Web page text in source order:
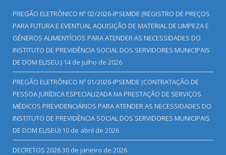
PREGÃO ELETRÔNICO Nº 02/2026-IPSEMDE (REGISTRO DE PREÇOS
PARA FUTURA E EVENTUAL AQUISIÇÃO DE MATERIAL DE LIMPEZA E
GÊNEROS ALIMENTÍCIOS PARA ATENDER AS NECESSIDADES DO
INSTITUTO DE PREVIDÊNCIA SOCIAL DOS SERVIDORES MUNICIPAIS
DE DOM ELISEU.) 14 de julho de 2026
PREGÃO ELETRÔNICO Nº 01/2026-IPSEMDE (CONTRATAÇÃO DE
PESSOA JURÍDICA ESPECIALIZADA NA PRESTAÇÃO DE SERVIÇOS
MÉDICOS PREVIDENCIÁRIOS PARA ATENDER AS NECESSIDADES DO
INSTITUTO DE PREVIDÊNCIA SOCIAL DOS SERVIDORES MUNICIPAIS
DE DOM ELISEU) 10 de abril de 2026
DECRETOS 202630 de janeiro de 2026